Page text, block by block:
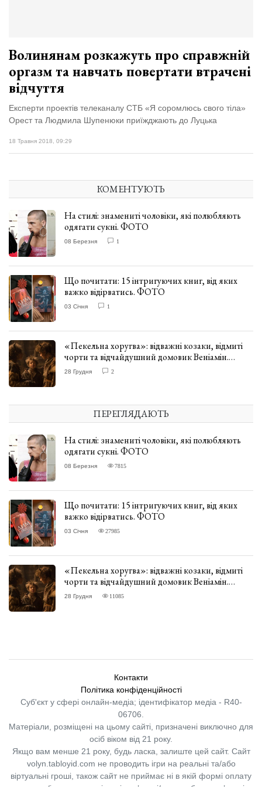
Волинянам розкажуть про справжній
оргазм та навчать повертати втрачені
відчуття
Експерти проектів телеканалу СТБ «Я соромлюсь свого тіла»
Орест та Людмила Шупенюки приїжджають до Луцька
18 Травня 2018, 09:29
КОМЕНТУЮТЬ
На стилі: знамениті чоловіки, які полюбляють
одягати сукні. ФОТО
08 Березня 1
Що почитати: 15 інтригуючих книг, від яких
важко відірватись. ФОТО
03 Січня 1
«Пекельна хоругва»: відважні козаки, відмиті
чорти та відчайдушний домовик Веніамін.
ВІДГУК
28 Грудня 2
ПЕРЕГЛЯДАЮТЬ
На стилі: знамениті чоловіки, які полюбляють
одягати сукні. ФОТО
08 Березня 7815
Що почитати: 15 інтригуючих книг, від яких
важко відірватись. ФОТО
03 Січня 27985
«Пекельна хоругва»: відважні козаки, відмиті
чорти та відчайдушний домовик Веніамін.
ВІДГУК
28 Грудня 11085
Контакти
Політика конфіденційності
Суб'єкт у сфері онлайн-медіа; ідентифікатор медіа - R40-
06706.
Матеріали, розміщені на цьому сайті, призначені виключно для
осіб віком від 21 року.
Якщо вам менше 21 року, будь ласка, залиште цей сайт. Сайт
volyn.tabloyid.com не проводить ігри на реальні та/або
віртуальні гроші, також сайт не приймає ні в якій формі оплату